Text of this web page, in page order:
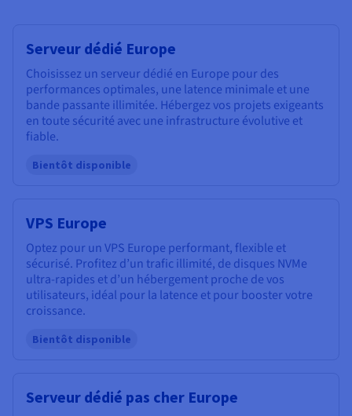
Serveur dédié Europe
Choisissez un serveur dédié en Europe pour des
performances optimales, une latence minimale et une
bande passante illimitée. Hébergez vos projets exigeants
en toute sécurité avec une infrastructure évolutive et
fiable.
Bientôt disponible
VPS Europe
Optez pour un VPS Europe performant, flexible et
sécurisé. Profitez d’un trafic illimité, de disques NVMe
ultra-rapides et d’un hébergement proche de vos
utilisateurs, idéal pour la latence et pour booster votre
croissance.
Bientôt disponible
Serveur dédié pas cher Europe